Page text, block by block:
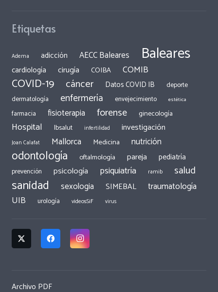
Etiquetas
Adema adicción AECC Baleares Baleares
cardiología cirugía COIBA COMIB
COVID-19 cáncer Datos COVID IB
deporte
dermatología
enfermería envejecimiento estética
farmacia fisioterapia forense ginecología
Hospital Ibsalut infertilidad investigación
Joan Calafat Mallorca Medicina nutrición
odontología oftalmología pareja pediatría
prevención psicología psiquiatría ramib salud
sanidad sexologia SIMEBAL traumatología
UIB urología videosSiF virus
Archivo PDF